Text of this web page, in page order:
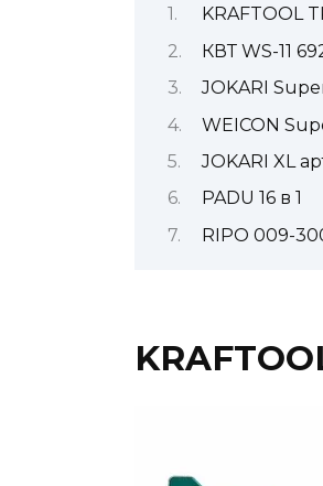
KRAFTOOL
КВТ WS-11
JOKARI
WEICON
JOKARI XL
PADU 16 в 1
RIPO 009-